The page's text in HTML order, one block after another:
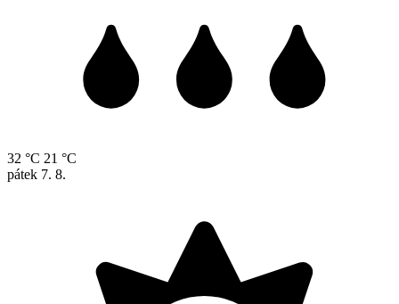
32 °C 21 °C
pátek 7. 8.